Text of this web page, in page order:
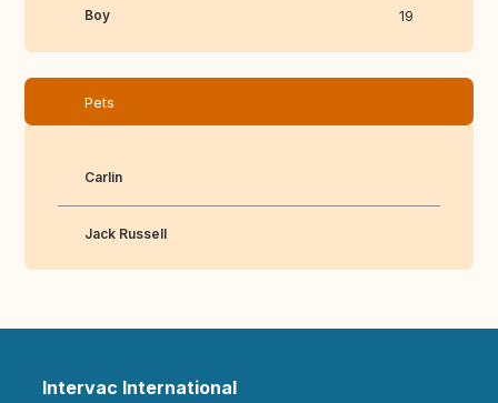
Boy 19
Pets
Carlin
Jack Russell
Intervac International